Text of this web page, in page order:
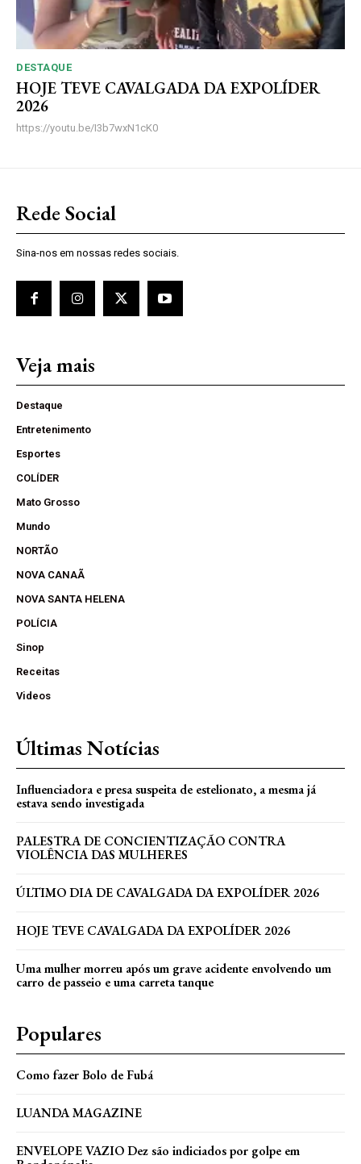
DESTAQUE
HOJE TEVE CAVALGADA DA EXPOLÍDER
2026
https://youtu.be/I3b7wxN1cK0
Rede Social
Sina-nos em nossas redes sociais.
Veja mais
Destaque
Entretenimento
Esportes
COLÍDER
Mato Grosso
Mundo
NORTÃO
NOVA CANAÃ
NOVA SANTA HELENA
POLÍCIA
Sinop
Receitas
Videos
Últimas Notícias
Influenciadora e presa suspeita de estelionato, a mesma já
estava sendo investigada
PALESTRA DE CONCIENTIZAÇÃO CONTRA
VIOLÊNCIA DAS MULHERES
ÚLTIMO DIA DE CAVALGADA DA EXPOLÍDER 2026
HOJE TEVE CAVALGADA DA EXPOLÍDER 2026
Uma mulher morreu após um grave acidente envolvendo um
carro de passeio e uma carreta tanque
Populares
Como fazer Bolo de Fubá
LUANDA MAGAZINE
ENVELOPE VAZIO Dez são indiciados por golpe em